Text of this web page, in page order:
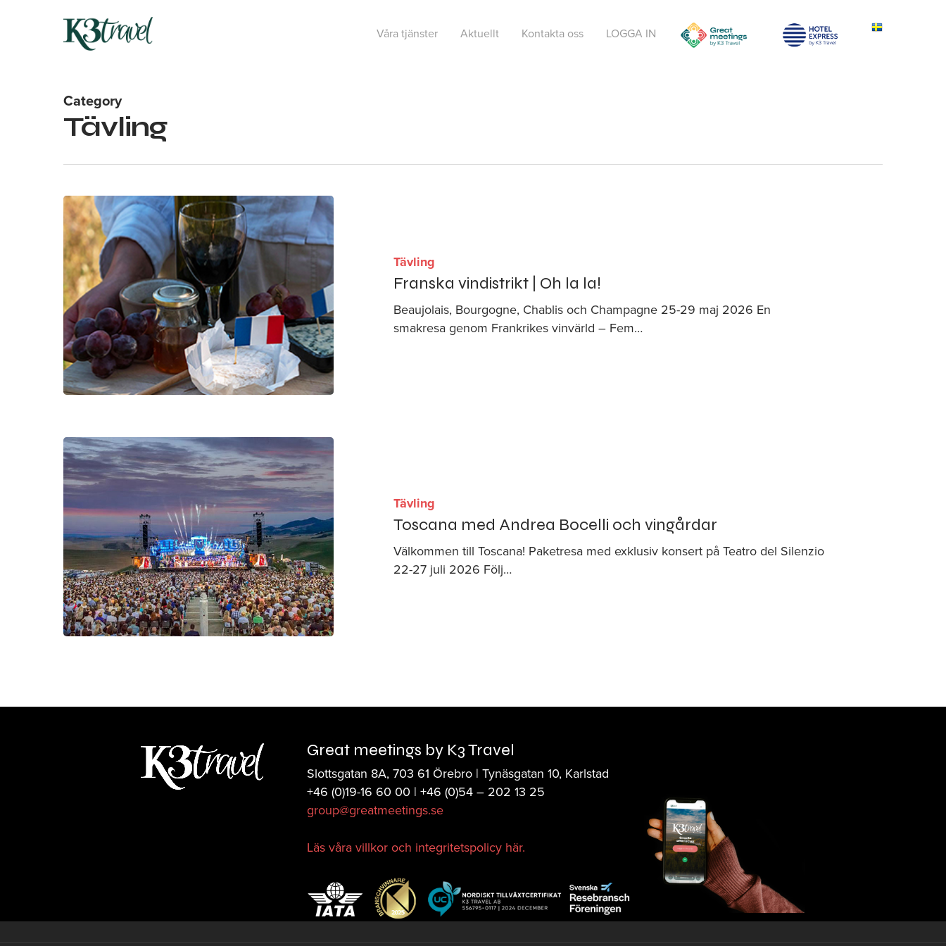
Våra tjänster Aktuellt Kontakta oss LOGGA IN
Category
Tävling
Tävling
Franska vindistrikt | Oh la la!
Beaujolais, Bourgogne, Chablis och Champagne 25-29 maj 2026 En
smakresa genom Frankrikes vinvärld – Fem…
Tävling
Toscana med Andrea Bocelli och vingårdar
Välkommen till Toscana! Paketresa med exklusiv konsert på Teatro del Silenzio
22-27 juli 2026 Följ…
Great meetings by K3 Travel
Slottsgatan 8A, 703 61 Örebro | Tynäsgatan 10, Karlstad
+46 (0)19-16 60 00 | +46 (0)54 – 202 13 25
group@greatmeetings.se
Läs våra villkor och integritetspolicy här.